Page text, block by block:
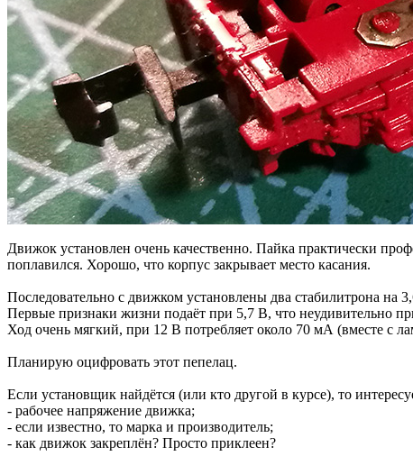
Движок установлен очень качественно. Пайка практически
поплавился. Хорошо, что корпус закрывает место касания.
Последовательно с движком установлены два стабилитрона на
Первые признаки жизни подаёт при 5,7 В, что неудивительно
Ход очень мягкий, при 12 В потребляет около 70 мА (вместе с
Планирую оцифровать этот пепелац.
Если установщик найдётся (или кто другой в курсе), то
- рабочее напряжение движка;
- если известно, то марка и производитель;
- как движок закреплён? Просто приклеен?